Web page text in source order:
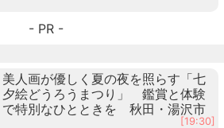
- PR -
美人画が優しく夏の夜を照らす「七
夕絵どうろうまつり」 鑑賞と体験
で特別なひとときを 秋田・湯沢市
[19:30]